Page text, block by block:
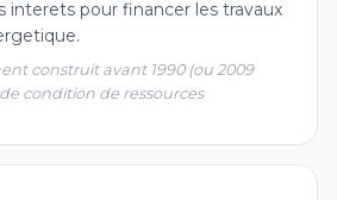
interets pour financer les travaux
construit avant 1990 (ou 2009
condition de ressources